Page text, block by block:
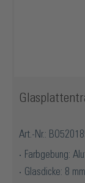
Art.-Nr.:
Farbgebung:
Glasdicke: 8 mm